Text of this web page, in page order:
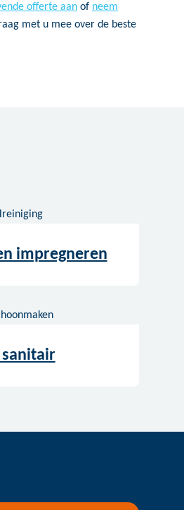
offerte aan of neem
met u mee over de beste
impregneren